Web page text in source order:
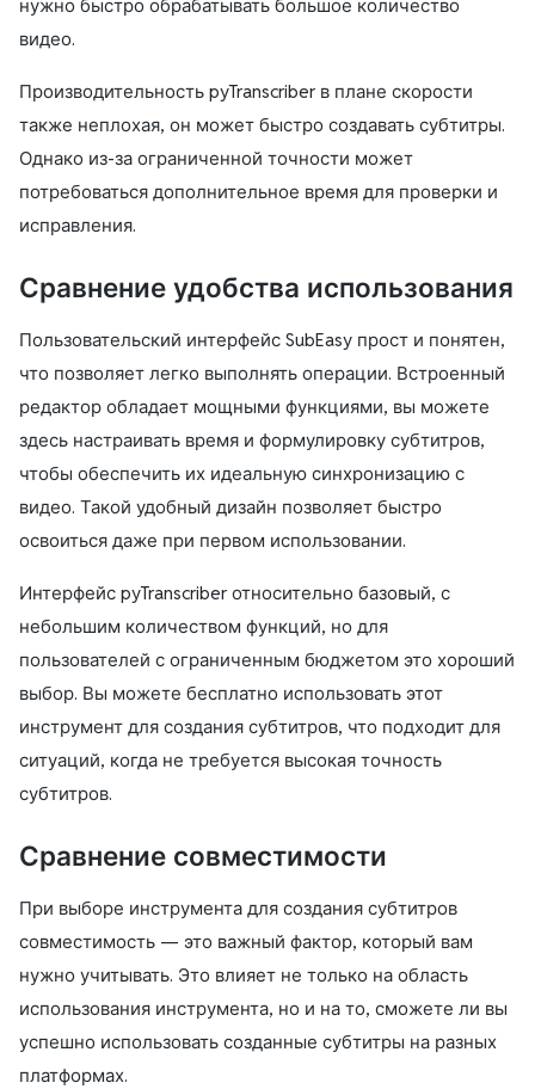
нужно быстро обрабатывать большое количество
видео.
Производительность pyTranscriber в плане скорости
также неплохая, он может быстро создавать субтитры.
Однако из-за ограниченной точности может
потребоваться дополнительное время для проверки и
исправления.
Сравнение удобства использования
Пользовательский интерфейс SubEasy прост и понятен,
что позволяет легко выполнять операции. Встроенный
редактор обладает мощными функциями, вы можете
здесь настраивать время и формулировку субтитров,
чтобы обеспечить их идеальную синхронизацию с
видео. Такой удобный дизайн позволяет быстро
освоиться даже при первом использовании.
Интерфейс pyTranscriber относительно базовый, с
небольшим количеством функций, но для
пользователей с ограниченным бюджетом это хороший
выбор. Вы можете бесплатно использовать этот
инструмент для создания субтитров, что подходит для
ситуаций, когда не требуется высокая точность
субтитров.
Сравнение совместимости
При выборе инструмента для создания субтитров
совместимость — это важный фактор, который вам
нужно учитывать. Это влияет не только на область
использования инструмента, но и на то, сможете ли вы
успешно использовать созданные субтитры на разных
платформах.